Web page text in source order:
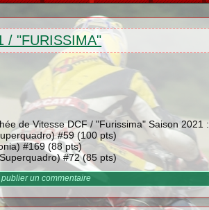
/ "FURISSIMA"
de Vitesse DCF / "Furissima" Saison 2021 :
#59 (100 pts)
#169 (88 pts)
#72 (85 pts)
un commentaire